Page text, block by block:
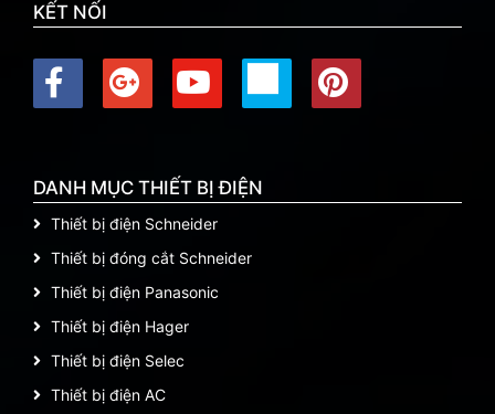
KẾT NỐI
DANH MỤC THIẾT BỊ ĐIỆN
Thiết bị điện Schneider
Thiết bị đóng cắt Schneider
Thiết bị điện Panasonic
Thiết bị điện Hager
Thiết bị điện Selec
Thiết bị điện AC